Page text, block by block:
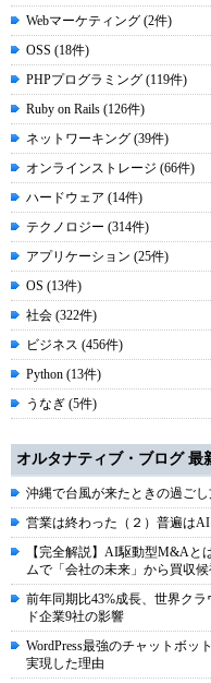
Webマーケティング (2件)
OSS (18件)
PHPプログラミング (119件)
Ruby on Rails (126件)
ネットワーキング (39件)
オンラインストレージ (66件)
ハードウェア (14件)
テクノロジー (314件)
アプリケーション (25件)
OS (13件)
社会 (322件)
ビジネス (456件)
Python (13件)
うなぎ (5件)
オルタナティブ・ブログ 最
沖縄で台風が来たときの過ご
営業は終わった（２）普遍は
【完全解説】AI駆動型M&Aと
ムで「会社の未来」から買収
前年同期比43%成長、世界ク
ド企業9社の影響
WordPress最強のチャットボッ
実現した理由